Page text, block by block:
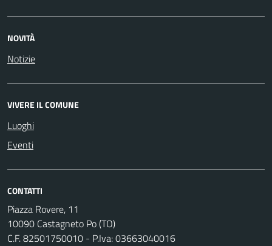
NOVITÀ
Notizie
VIVERE IL COMUNE
Luoghi
Eventi
CONTATTI
Piazza Rovere, 11
10090 Castagneto Po (TO)
C.F. 82501750010 - P.Iva: 03663040016